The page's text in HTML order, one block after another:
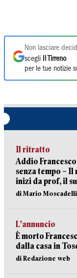
Non lasciare
scegli
Il Tirreno
per le tue notizie
Il ritratto
Addio
senza tempo –
inizi da prof, il
di Mario
L'annuncio
È morto
dalla casa in
di Redazione web